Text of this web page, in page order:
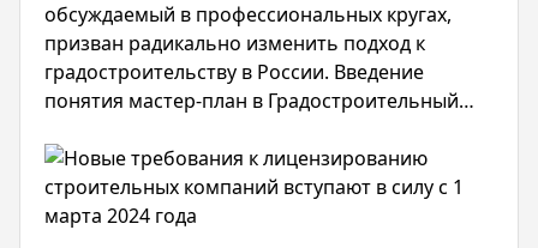
обсуждаемый в профессиональных кругах,
призван радикально изменить подход к
градостроительству в России. Введение
понятия мастер-план в Градостроительный
объединяющий стратегическое
планирование, территориальное
планирование и зонирование.